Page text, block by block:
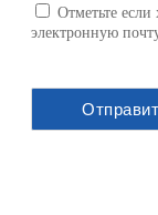
Отметьте
электронную